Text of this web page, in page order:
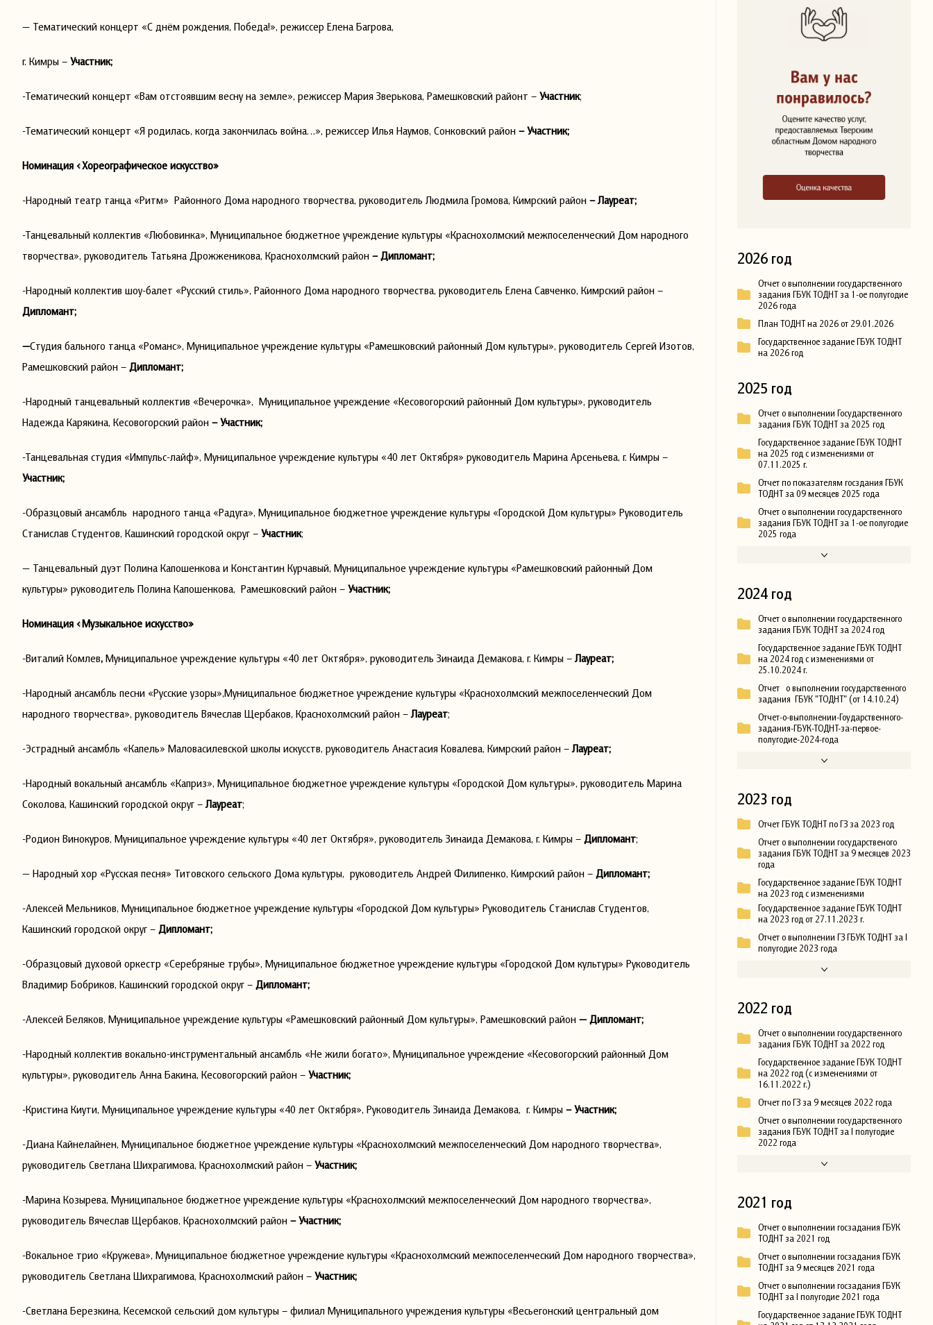
— Тематический концерт «С днём рождения, Победа!», режиссер Елена Багрова,
г. Кимры – Участник;
-Тематический концерт «Вам отстоявшим весну на земле», режиссер Мария Зверькова, Рамешковский районт – Участник;
-Тематический концерт «Я родилась, когда закончилась война…», режиссер Илья Наумов, Сонковский район – Участник;
Номинация «Хореографическое искусство»
-Народный театр танца «Ритм» Районного Дома народного творчества, руководитель Людмила Громова, Кимрский район – Лауреат;
-Танцевальный коллектив «Любовинка», Муниципальное бюджетное учреждение культуры «Краснохолмский межпоселенческий Дом народного
творчества», руководитель Татьяна Дрожженикова, Краснохолмский район – Дипломант;
-Народный коллектив шоу-балет «Русский стиль», Районного Дома народного творчества, руководитель Елена Савченко, Кимрский район –
Дипломант;
—Студия бального танца «Романс», Муниципальное учреждение культуры «Рамешковский районный Дом культуры», руководитель Сергей Изотов,
Рамешковский район – Дипломант;
-Народный танцевальный коллектив «Вечерочка», Муниципальное учреждение «Кесовогорский районный Дом культуры», руководитель
Надежда Карякина, Кесовогорский район – Участник;
-Танцевальная студия «Импульс-лайф», Муниципальное учреждение культуры «40 лет Октября» руководитель Марина Арсеньева, г. Кимры –
Участник;
-Образцовый ансамбль народного танца «Радуга», Муниципальное бюджетное учреждение культуры «Городской Дом культуры» Руководитель
Станислав Студентов, Кашинский городской округ – Участник;
— Танцевальный дуэт Полина Капошенкова и Константин Курчавый, Муниципальное учреждение культуры «Рамешковский районный Дом
культуры» руководитель Полина Капошенкова, Рамешковский район – Участник;
Номинация «Музыкальное искусство»
-Виталий Комлев, Муниципальное учреждение культуры «40 лет Октября», руководитель Зинаида Демакова, г. Кимры –Лауреат;
-Народный ансамбль песни «Русские узоры»,Муниципальное бюджетное учреждение культуры «Краснохолмский межпоселенческий Дом
народного творчества», руководитель Вячеслав Щербаков, Краснохолмский район –Лауреат;
-Эстрадный ансамбль «Капель» Маловасилевской школы искусств, руководитель Анастасия Ковалева, Кимрский район –Лауреат;
-Народный вокальный ансамбль «Каприз», Муниципальное бюджетное учреждение культуры «Городской Дом культуры», руководитель Марина
Соколова, Кашинский городской округ –Лауреат;
-Родион Винокуров, Муниципальное учреждение культуры «40 лет Октября», руководитель Зинаида Демакова, г. Кимры – Дипломант;
— Народный хор «Русская песня» Титовского сельского Дома культуры, руководитель Андрей Филипенко, Кимрский район – Дипломант;
-Алексей Мельников, Муниципальное бюджетное учреждение культуры «Городской Дом культуры» Руководитель Станислав Студентов,
Кашинский городской округ – Дипломант;
-Образцовый духовой оркестр «Серебряные трубы», Муниципальное бюджетное учреждение культуры «Городской Дом культуры» Руководитель
Владимир Бобриков, Кашинский городской округ – Дипломант;
-Алексей Беляков, Муниципальное учреждение культуры «Рамешковский районный Дом культуры», Рамешковский район — Дипломант;
-Народный коллектив вокально-инструментальный ансамбль «Не жили богато», Муниципальное учреждение «Кесовогорский районный Дом
культуры», руководитель Анна Бакина, Кесовогорский район – Участник;
-Кристина Киути, Муниципальное учреждение культуры «40 лет Октября», Руководитель Зинаида Демакова, г. Кимры – Участник;
-Диана Кайнелайнен, Муниципальное бюджетное учреждение культуры «Краснохолмский межпоселенческий Дом народного творчества»,
руководитель Светлана Шихрагимова, Краснохолмский район – Участник;
-Марина Козырева, Муниципальное бюджетное учреждение культуры «Краснохолмский межпоселенческий Дом народного творчества»,
руководитель Вячеслав Щербаков, Краснохолмский район – Участник;
-Вокальное трио «Кружева», Муниципальное бюджетное учреждение культуры «Краснохолмский межпоселенческий Дом народного творчества»,
руководитель Светлана Шихрагимова, Краснохолмский район – Участник;
-Светлана Березкина, Кесемской сельский дом культуры – филиал Муниципального учреждения культуры «Весьегонский центральный дом
2026 год
Отчет о выполнении государственного
задания ГБУК ТОДНТ за 1-ое полугодие
2026 года
План ТОДНТ на 2026 от 29.01.2026
Государственное задание ГБУК ТОДНТ
на 2026 год
2025 год
Отчет о выполнении Государственного
задания ГБУК ТОДНТ за 2025 год
Государственное задание ГБУК ТОДНТ
на 2025 год с изменениями от
07.11.2025 г.
Отчет по показателям госздания ГБУК
ТОДНТ за 09 месяцев 2025 года
Отчет о выполнении государственного
задания ГБУК ТОДНТ за 1-ое полугодие
2025 года
2024 год
Отчет о выполнении государственного
задания ГБУК ТОДНТ за 2024 год
Государственное задание ГБУК ТОДНТ
на 2024 год с изменениями от
25.10.2024 г.
Отчет о выполнении государственного
задания ГБУК "ТОДНТ" (от 14.10.24)
Отчет-о-выполнении-Гоударственного-
задания-ГБУК-ТОДНТ-за-первое-
полугодие-2024-года
2023 год
Отчет ГБУК ТОДНТ по ГЗ за 2023 год
Отчет о выполнении государственого
задания ГБУК ТОДНТ за 9 месяцев 2023
года
Государственное задание ГБУК ТОДНТ
на 2023 год с изменениями
Государственное задание ГБУК ТОДНТ
на 2023 год от 27.11.2023 г.
Отчет о выполнении ГЗ ГБУК ТОДНТ за I
полугодие 2023 года
2022 год
Отчет о выполнении государственного
задания ГБУК ТОДНТ за 2022 год
Государственное задание ГБУК ТОДНТ
на 2022 год (с изменениями от
16.11.2022 г.)
Отчет по ГЗ за 9 месяцев 2022 года
Отчет о выполнении государственного
задания ГБУК ТОДНТ за I полугодие
2022 года
2021 год
Отчет о выполнении госзадания ГБУК
ТОДНТ за 2021 год
Отчет о выполнении госзадания ГБУК
ТОДНТ за 9 месяцев 2021 года
Отчет о выполнении госзадания ГБУК
ТОДНТ за I полугодие 2021 года
Государственное задание ГБУК ТОДНТ